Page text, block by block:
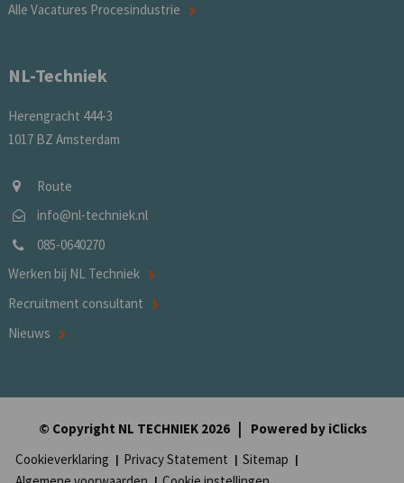
Alle Vacatures Procesindustrie
NL-Techniek
Herengracht 444-3
1017 BZ Amsterdam
Route
info@nl-techniek.nl
085-0640270
Werken bij NL Techniek
Recruitment consultant
Nieuws
© Copyright NL TECHNIEK 2026 Powered by iClicks
Cookieverklaring
Privacy Statement
Sitemap